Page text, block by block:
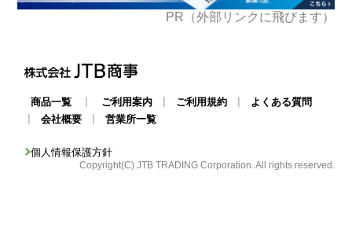
PR（外部リンクに飛びます）
商品一覧 ご利用案内 ご利用規約
よくある質問
会社概要 営業所一覧
個人情報保護方針
Copyright(C) JTB TRADING Corporation. All rights reserved.